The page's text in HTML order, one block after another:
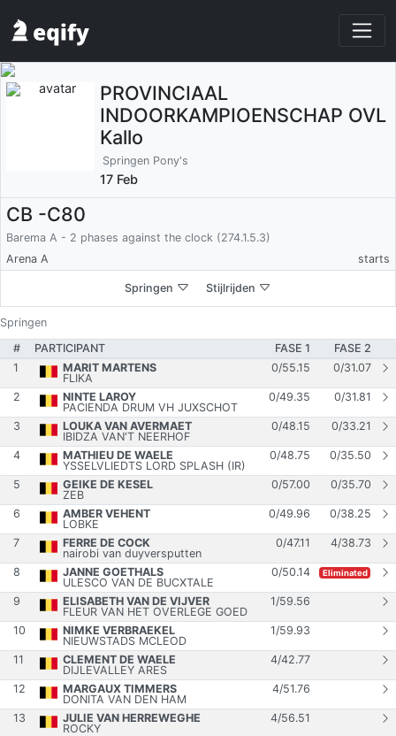
PROVINCIAAL
INDOORKAMPIOENSCHAP OVL
Kallo
Springen Pony's
17 Feb
CB -C80
Barema A - 2 phases against the clock (274.1.5.3)
Arena A
starts
Springen Stijlrijden
Springen
#
PARTICIPANT FASE 1
FASE 2
1
MARIT MARTENS
FLIKA
0/55.15 0/31.07
2
NINTE LAROY
PACIENDA DRUM VH JUXSCHOT
0/49.35 0/31.81
3
LOUKA VAN AVERMAET
IBIDZA VAN'T NEERHOF
0/48.15 0/33.21
4
MATHIEU DE WAELE
YSSELVLIEDTS LORD SPLASH (IR)
0/48.75 0/35.50
5
GEIKE DE KESEL
ZEB
0/57.00 0/35.70
6
AMBER VEHENT
LOBKE
0/49.96 0/38.25
7
FERRE DE COCK
nairobi van duyversputten
0/47.11 4/38.73
8
JANNE GOETHALS
ULESCO VAN DE BUCXTALE
0/50.14 Eliminated
9
ELISABETH VAN DE VIJVER
FLEUR VAN HET OVERLEGE GOED
1/59.56
10
NIMKE VERBRAEKEL
NIEUWSTADS MCLEOD
1/59.93
11
CLEMENT DE WAELE
DIJLEVALLEY ARES
4/42.77
12
MARGAUX TIMMERS
DONITA VAN DEN HAM
4/51.76
13
JULIE VAN HERREWEGHE
ROCKY
4/56.51